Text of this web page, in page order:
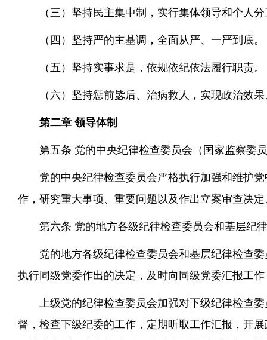
（三）坚持民主集中制，实行集体领导和个人
（四）坚持严的主基调，全面从严、一严到底。
（五）坚持实事求是，依规依纪依法履行职责。
（六）坚持惩前毖后、治病救人，实现政治效
第二章 领导体制
第五条 党的中央纪律检查委员会（国家监察委
党的中央纪律检查委员会严格执行加强和维护
作，研究重大事项、重要问题以及作出立案审查决
第六条 党的地方各级纪律检查委员会和基层纪
党的地方各级纪律检查委员会和基层纪律检查
执行同级党委作出的决定，及时向同级党委汇报工
上级党的纪律检查委员会加强对下级纪律检查
督，检查下级纪委的工作，定期听取工作汇报，开